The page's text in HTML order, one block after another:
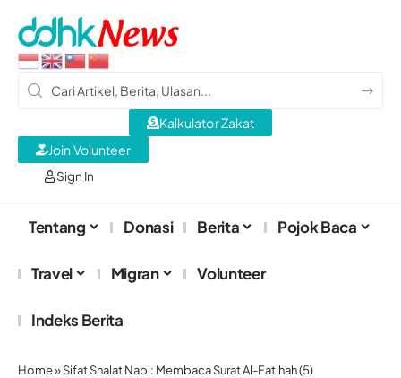
Sign In
Kalkulator Zakat
Join Volunteer
Tentang Donasi Berita Pojok Baca
Travel Migran Volunteer
Indeks Berita
Home»Sifat Shalat Nabi: Membaca Surat Al-Fatihah (5)